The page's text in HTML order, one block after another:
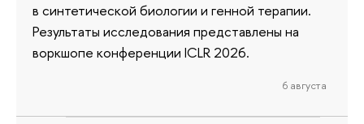
в синтетической биологии и генной терапии.
Результаты исследования представлены на
воркшопе конференции ICLR 2026.
6 августа